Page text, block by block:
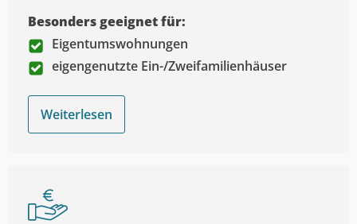
Besonders geeignet für:
Eigentumswohnungen
eigengenutzte Ein-/Zweifamilienhäuser
Weiterlesen